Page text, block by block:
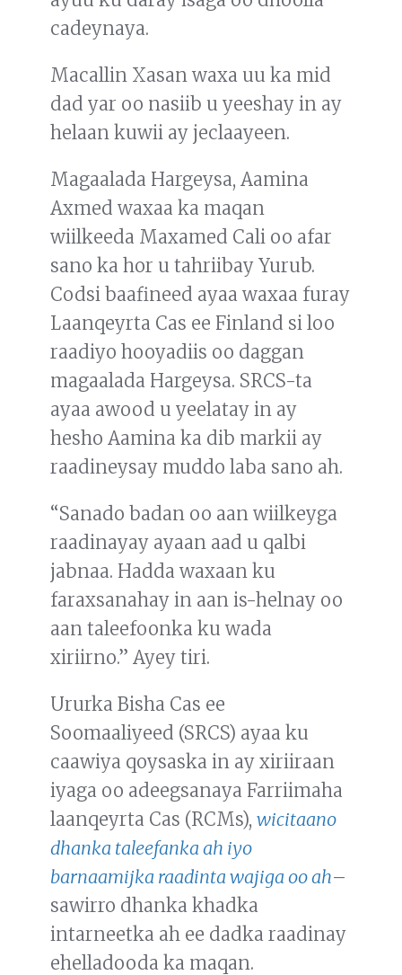
cadeynaya.
Macallin Xasan waxa uu ka mid
dad yar oo nasiib u yeeshay in ay
helaan kuwii ay jeclaayeen.
Magaalada Hargeysa, Aamina
Axmed waxaa ka maqan
wiilkeeda Maxamed Cali oo afar
sano ka hor u tahriibay Yurub.
Codsi baafineed ayaa waxaa furay
Laanqeyrta Cas ee Finland si loo
raadiyo hooyadiis oo daggan
magaalada Hargeysa. SRCS-ta
ayaa awood u yeelatay in ay
hesho Aamina ka dib markii ay
raadineysay muddo laba sano ah.
“Sanado badan oo aan wiilkeyga
raadinayay ayaan aad u qalbi
jabnaa. Hadda waxaan ku
faraxsanahay in aan is-helnay oo
aan taleefoonka ku wada
xiriirno.” Ayey tiri.
Ururka Bisha Cas ee
Soomaaliyeed (SRCS) ayaa ku
caawiya qoysaska in ay xiriiraan
iyaga oo adeegsanaya Farriimaha
laanqeyrta Cas (RCMs), wicitaano
dhanka taleefanka ah iyo
barnaamijka raadinta wajiga oo ah–
sawirro dhanka khadka
intarneetka ah ee dadka raadinay
ehelladooda ka maqan.